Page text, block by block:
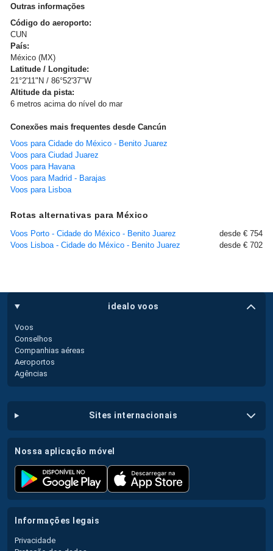
Outras informações
Código do aeroporto:
CUN
País:
México (MX)
Latitude / Longitude:
21°2'11"N / 86°52'37"W
Altitude da pista:
6 metros acima do nível do mar
Conexões mais frequentes desde Cancún
Voos para Cidade do México - Benito Juarez
Voos para Ciudad Juarez
Voos para Havana
Voos para Madrid - Barajas
Voos para Lisboa
Rotas alternativas para México
Voos Porto - Cidade do México - Benito Juarez
desde € 754
Voos Lisboa - Cidade do México - Benito Juarez
desde € 702
idealo voos
Voos
Conselhos
Companhias aéreas
Aeroportos
Agências
sites internacionais
nossa aplicação móvel
informações legais
Privacidade